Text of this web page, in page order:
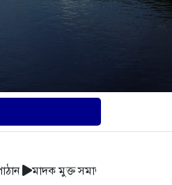
মাদক মুক্ত সমাজ গঠন করুন